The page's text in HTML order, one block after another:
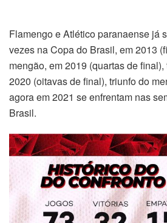
Flamengo e Atlético paranaense já
vezes na Copa do Brasil, em 2013
mengão, em 2019 (quartas de
2020 (oitavas de final), triunfo do
agora em 2021 se enfrentam nas
Brasil.